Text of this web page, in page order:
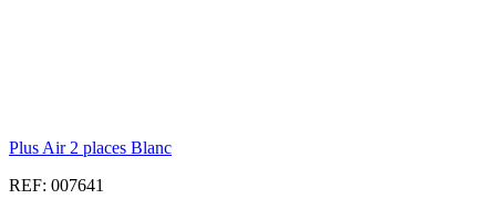
Plus Air 2 places Blanc
REF: 007641